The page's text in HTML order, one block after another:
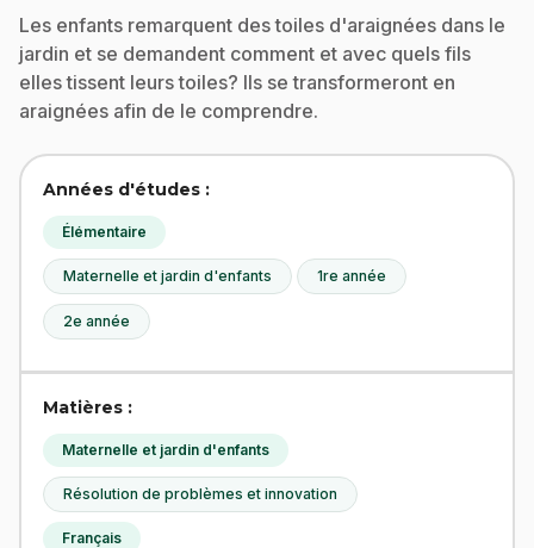
Les enfants remarquent des toiles d'araignées dans le
jardin et se demandent comment et avec quels fils
elles tissent leurs toiles? Ils se transformeront en
araignées afin de le comprendre.
Années d'études :
Élémentaire
Maternelle et jardin d'enfants 1re année
2e année
Matières :
Maternelle et jardin d'enfants
Résolution de problèmes et innovation
Français